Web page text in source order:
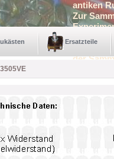
antiken
Zur
der
Ersatzteile